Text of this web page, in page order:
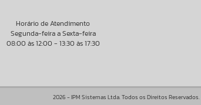
Horário de Atendimento
Segunda-feira a Sexta-feira
08:00 às 12:00 - 13:30 às 17:30
2026 - IPM Sistemas Ltda. Todos os Direitos Reservados.
Políticas de uso de cookies Políticas de privacidade